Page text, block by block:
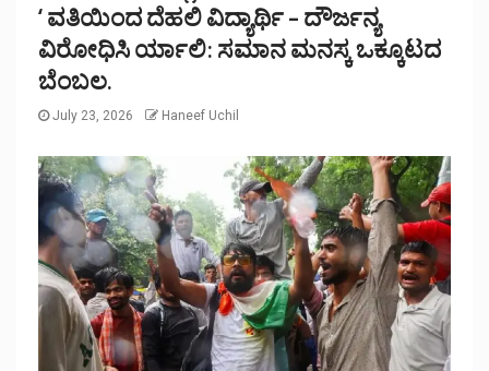
‘ ವತಿಯಿಂದ ದೆಹಲಿ ವಿದ್ಯಾರ್ಥಿ – ದೌರ್ಜನ್ಯ
ವಿರೋಧಿಸಿ ರ್ಯಾಲಿ: ಸಮಾನ ಮನಸ್ಕ ಒಕ್ಕೂಟದ
ಬೆಂಬಲ.
July 23, 2026 Haneef Uchil